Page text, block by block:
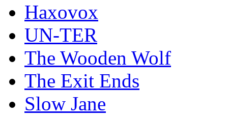
Haxovox
UN-TER
The Wooden Wolf
The Exit Ends
Slow Jane